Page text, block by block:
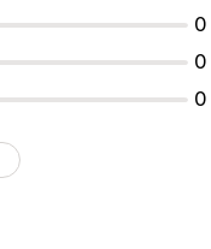
0
0
0